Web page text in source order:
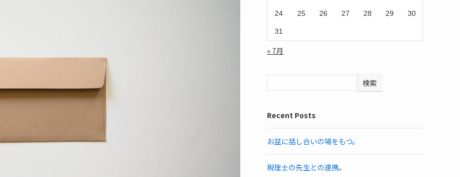
24 25 26 27 28 29 30
31
« 7月
検索
Recent Posts
お盆に話し合いの場をもつ。
税理士の先生との連携。